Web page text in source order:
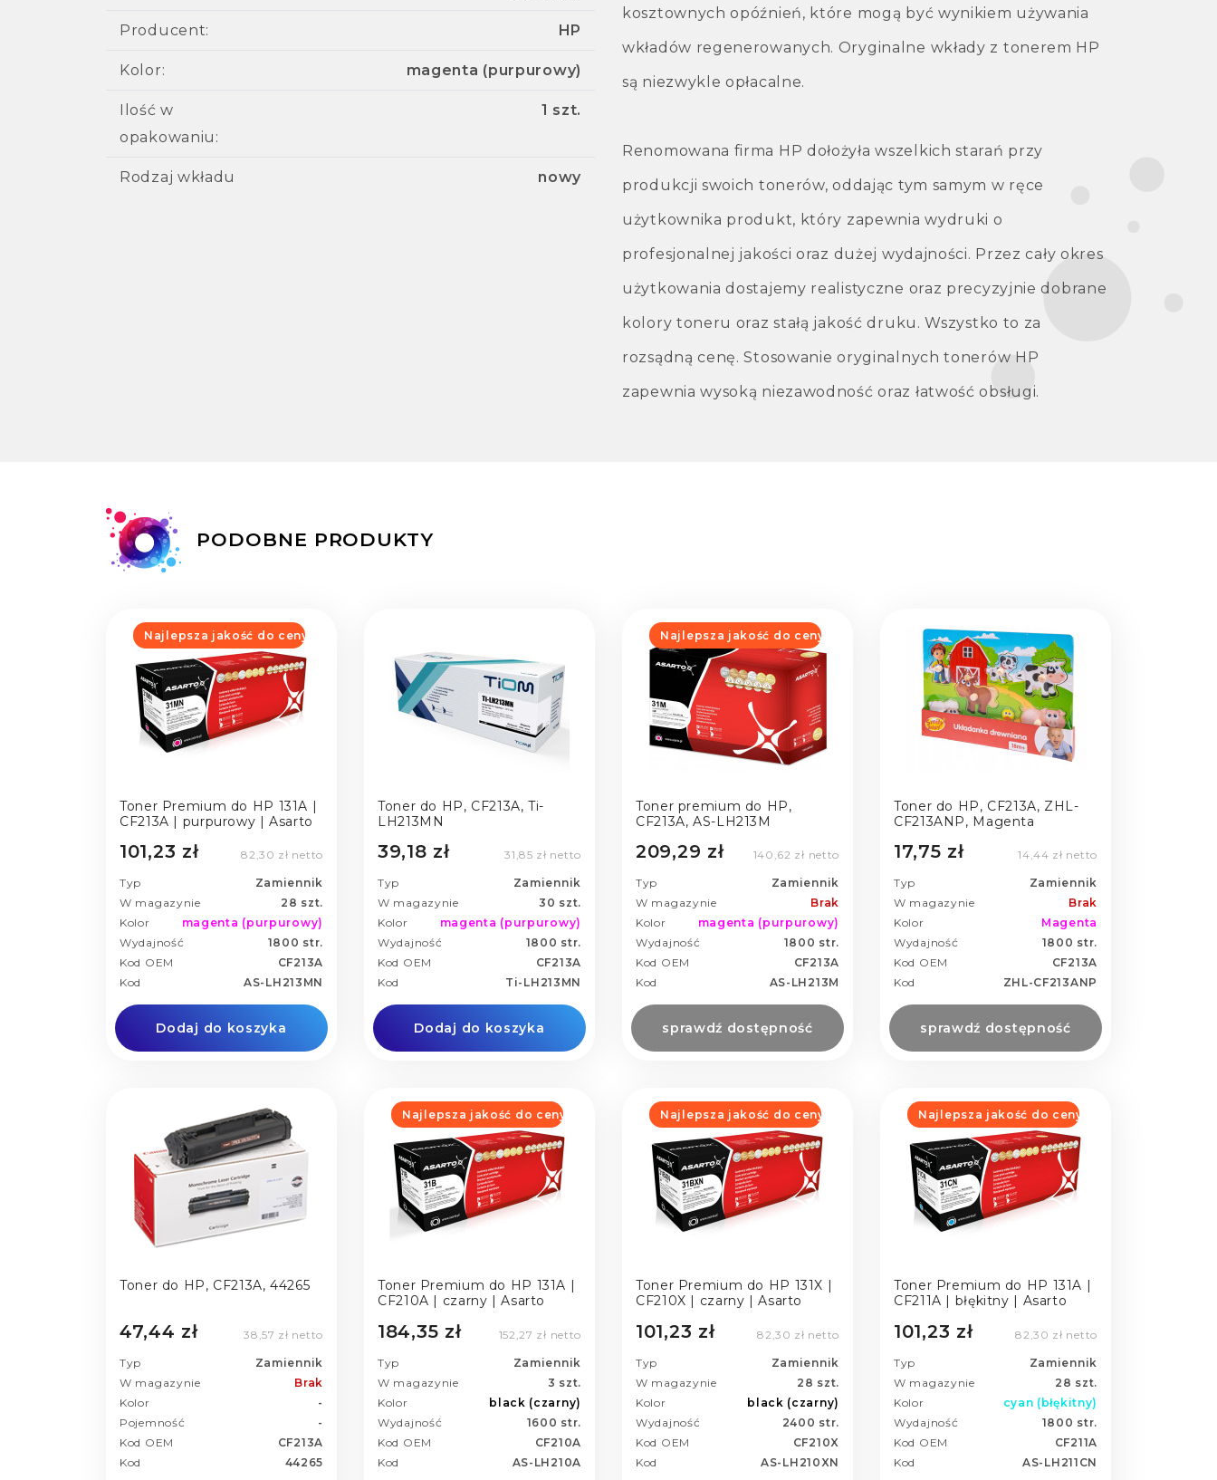
Producent: HP
Kolor: magenta (purpurowy)
Ilość w
opakowaniu:
1 szt.
Rodzaj wkładu nowy
kosztownych opóźnień, które mogą być wynikiem używania
wkładów regenerowanych. Oryginalne wkłady z tonerem HP
są niezwykle opłacalne.
Renomowana firma HP dołożyła wszelkich starań przy
produkcji swoich tonerów, oddając tym samym w ręce
użytkownika produkt, który zapewnia wydruki o
profesjonalnej jakości oraz dużej wydajności. Przez cały okres
użytkowania dostajemy realistyczne oraz precyzyjnie dobrane
kolory toneru oraz stałą jakość druku. Wszystko to za
rozsądną cenę. Stosowanie oryginalnych tonerów HP
zapewnia wysoką niezawodność oraz łatwość obsługi.
PODOBNE PRODUKTY
Najlepsza jakość do ceny
Toner Premium do HP 131A |
CF213A | purpurowy | Asarto
101,23 zł 82,30 zł netto
Typ
Zamiennik
W magazynie
28 szt.
Kolor
magenta (purpurowy)
Wydajność
1800 str.
Kod OEM
CF213A
Kod
AS-LH213MN
Dodaj do koszyka
Toner do HP, CF213A, Ti-
LH213MN
39,18 zł 31,85 zł netto
Typ
Zamiennik
W magazynie
30 szt.
Kolor
magenta (purpurowy)
Wydajność
1800 str.
Kod OEM
CF213A
Kod
Ti-LH213MN
Dodaj do koszyka
Najlepsza jakość do ceny
Toner premium do HP,
CF213A, AS-LH213M
209,29 zł 140,62 zł netto
Typ
Zamiennik
W magazynie
Brak
Kolor
magenta (purpurowy)
Wydajność
1800 str.
Kod OEM
CF213A
Kod
AS-LH213M
sprawdź dostępność
Toner do HP, CF213A, ZHL-
CF213ANP, Magenta
17,75 zł 14,44 zł netto
Typ
Zamiennik
W magazynie
Brak
Kolor
Magenta
Wydajność
1800 str.
Kod OEM
CF213A
Kod
ZHL-CF213ANP
sprawdź dostępność
Toner do HP, CF213A, 44265
47,44 zł 38,57 zł netto
Typ
Zamiennik
W magazynie
Brak
Kolor
-
Pojemność
-
Kod OEM
CF213A
Kod
44265
Najlepsza jakość do ceny
Toner Premium do HP 131A |
CF210A | czarny | Asarto
184,35 zł 152,27 zł netto
Typ
Zamiennik
W magazynie
3 szt.
Kolor
black (czarny)
Wydajność
1600 str.
Kod OEM
CF210A
Kod
AS-LH210A
Najlepsza jakość do ceny
Toner Premium do HP 131X |
CF210X | czarny | Asarto
101,23 zł 82,30 zł netto
Typ
Zamiennik
W magazynie
28 szt.
Kolor
black (czarny)
Wydajność
2400 str.
Kod OEM
CF210X
Kod
AS-LH210XN
Najlepsza jakość do ceny
Toner Premium do HP 131A |
CF211A | błękitny | Asarto
101,23 zł 82,30 zł netto
Typ
Zamiennik
W magazynie
28 szt.
Kolor
cyan (błękitny)
Wydajność
1800 str.
Kod OEM
CF211A
Kod
AS-LH211CN